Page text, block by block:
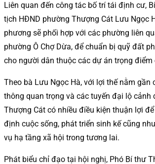
Liên quan đến công tác bố trí tái định cư,
tịch HĐND phường Thượng Cát Lưu Ngọc
phương sẽ phối hợp với các phường liên
phường Ô Chợ Dừa, để chuẩn bị quỹ đất
cho người dân thuộc các dự án trọng điểm
Theo bà Lưu Ngọc Hà, với lợi thế nằm gần
thông quan trọng và các tuyến đại lộ cảnh
Thượng Cát có nhiều điều kiện thuận lợi
định cuộc sống, phát triển sinh kế cũng
vụ hạ tầng xã hội trong tương lai.
Phát biểu chỉ đạo tại hội nghị, Phó Bí thư